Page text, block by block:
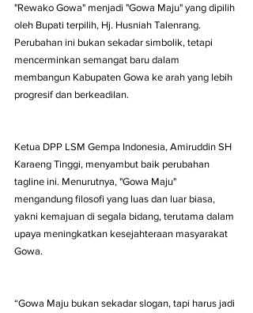
"Rewako Gowa" menjadi "Gowa Maju" yang dipilih
oleh Bupati terpilih, Hj. Husniah Talenrang.
Perubahan ini bukan sekadar simbolik, tetapi
mencerminkan semangat baru dalam
membangun Kabupaten Gowa ke arah yang lebih
progresif dan berkeadilan.
Ketua DPP LSM Gempa Indonesia, Amiruddin SH
Karaeng Tinggi, menyambut baik perubahan
tagline ini. Menurutnya, "Gowa Maju"
mengandung filosofi yang luas dan luar biasa,
yakni kemajuan di segala bidang, terutama dalam
upaya meningkatkan kesejahteraan masyarakat
Gowa.
“Gowa Maju bukan sekadar slogan, tapi harus jadi